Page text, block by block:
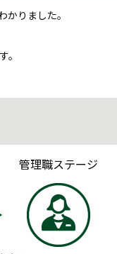
りました。
。
管理職ステージ